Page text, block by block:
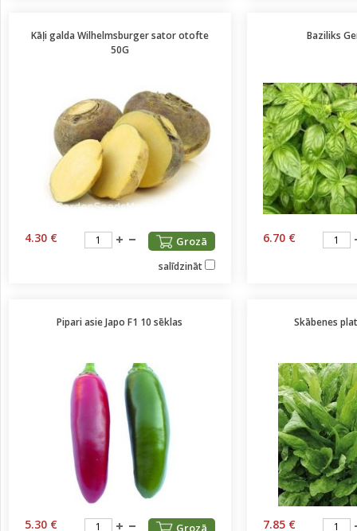
Kāļi galda Wilhelmsburger sator otofte
50G
4.30 € Grozā
salīdzināt
Baziliks
6.70 €
Pipari asie Japo F1 10 sēklas
5.30 € Grozā
Skābenes
7.85 €